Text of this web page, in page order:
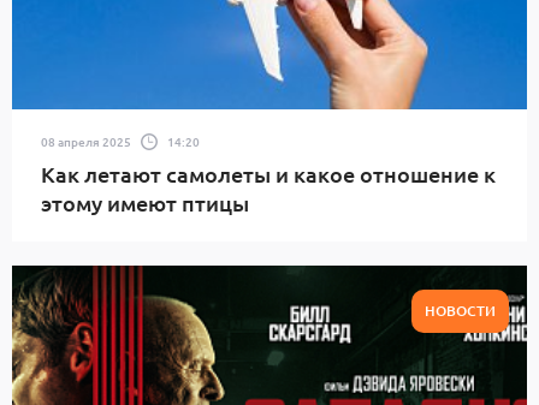
08 апреля 2025 14:20
Как летают самолеты и какое отношение к
этому имеют птицы
НОВОСТИ